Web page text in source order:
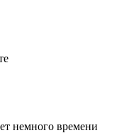
немного времени